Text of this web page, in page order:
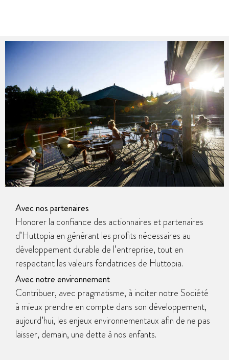
Avec nos partenaires
Honorer la confiance des actionnaires et partenaires
d’Huttopia en générant les profits nécessaires au
développement durable de l’entreprise, tout en
respectant les valeurs fondatrices de Huttopia.
Avec notre environnement
Contribuer, avec pragmatisme, à inciter notre Société
à mieux prendre en compte dans son développement,
aujourd’hui, les enjeux environnementaux afin de ne pas
laisser, demain, une dette à nos enfants.